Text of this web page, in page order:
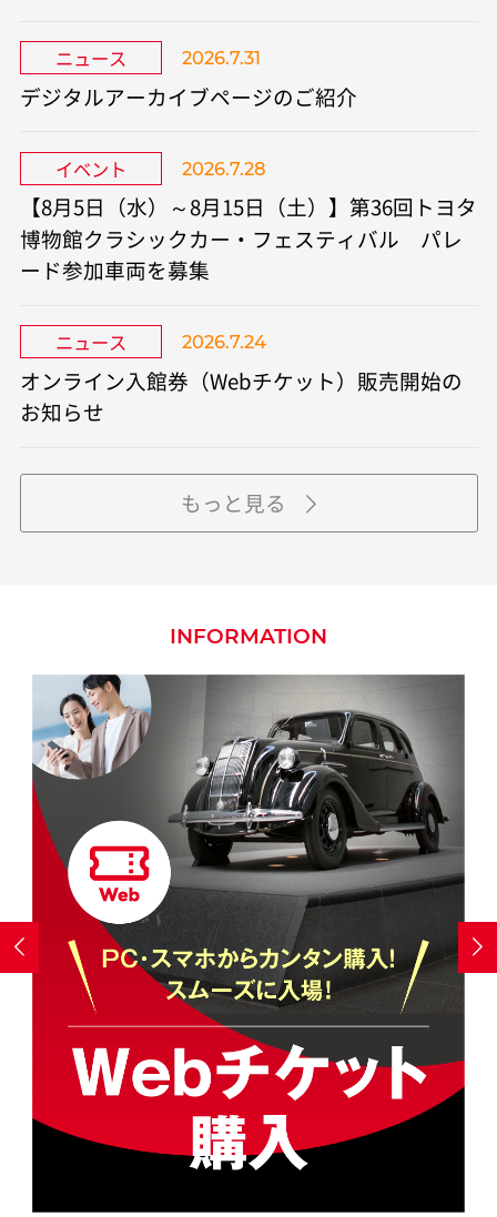
ニュース 2026.7.31
デジタルアーカイブページのご紹介
イベント 2026.7.28
【8月5日（水）～8月15日（土）】第36回トヨタ
博物館クラシックカー・フェスティバル パレ
ード参加車両を募集
ニュース 2026.7.24
オンライン入館券（Webチケット）販売開始の
お知らせ
もっと見る
INFORMATION
 